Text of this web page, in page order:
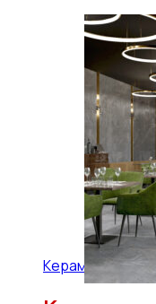
Керамогранит